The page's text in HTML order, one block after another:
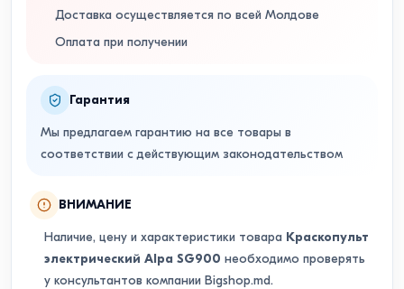
Доставка осуществляется по всей Молдове
Оплата при получении
Гарантия
Мы предлагаем гарантию на все товары в
соответствии с действующим законодательством
ВНИМАНИЕ
Наличие, цену и характеристики товара Краскопульт
электрический Alpa SG900 необходимо проверять
у консультантов компании Bigshop.md.